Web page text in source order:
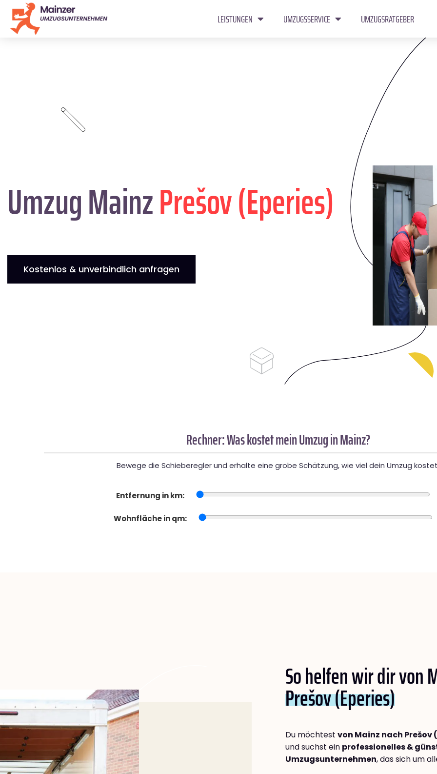
LEISTUNGEN UMZUGSSERVICE UMZUGSRATGEBER
Umzug MainzPrešov (Eperies)
Kostenlos & unverbindlich anfragen
Rechner: Was kostet mein Umzug in Mainz?
Bewege die Schieberegler und erhalte eine grobe Schätzung, wie viel dein Umzug
Entfernung in km:
Wohnfläche in qm:
So helfen wir dir von
Prešov (Eperies)
Du möchtest von Mainz nach Prešov
und suchst ein professionelles &
Umzugsunternehmen, das sich um